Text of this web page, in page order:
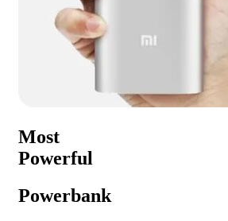
Most
Powerful
Powerbank